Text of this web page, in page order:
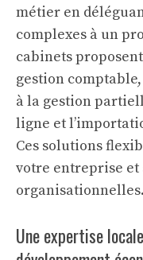
métier en
complexes à un
cabinets
gestion
à la gestion
ligne et
Ces solutions
votre entreprise et
organisationnelles.
Une expertise